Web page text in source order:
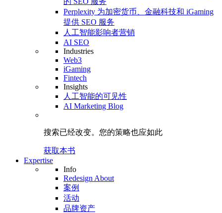
Perplexity 为加密货币、金融科技和 iGaming
提供 SEO 服务
人工智能影响者营销
AI SEO
Industries
Web3
iGaming
Fintech
Insights
人工智能的可见性
AI Marketing Blog
搜索已经改变。 您的策略也应如此
获取本书
Expertise
Info
Redesign About
案例
活动
品牌资产